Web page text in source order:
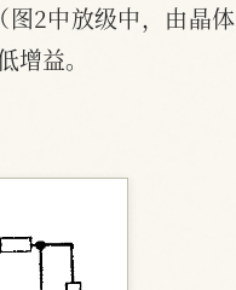
2中放级中，由晶体
益。